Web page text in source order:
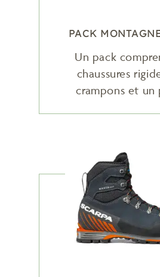
PACK
Un pack
chaussures
crampons et un